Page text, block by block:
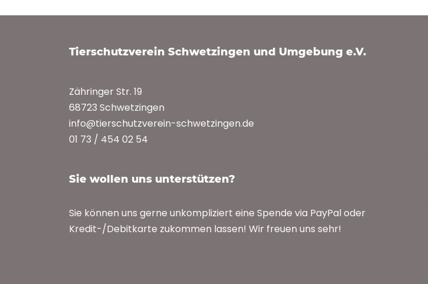
Tierschutzverein Schwetzingen und Umgebung e.V.
Zähringer Str. 19
68723 Schwetzingen
info@tierschutzverein-schwetzingen.de
01 73 / 454 02 54
Sie wollen uns unterstützen?
Sie können uns gerne unkompliziert eine Spende via PayPal oder
Kredit-/Debitkarte zukommen lassen! Wir freuen uns sehr!